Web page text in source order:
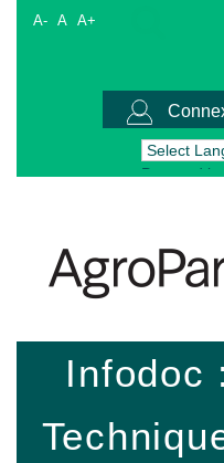
A- A A+
Powered
Infodoc